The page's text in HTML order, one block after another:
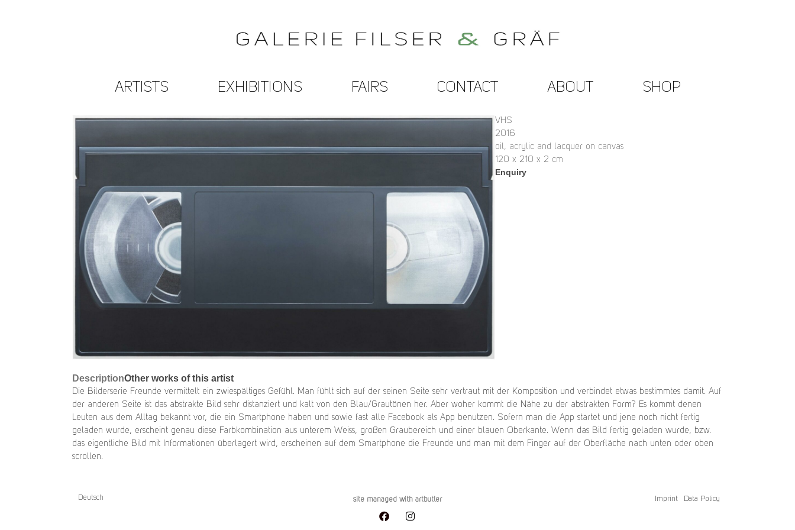
ARTISTS EXHIBITIONS FAIRS CONTACT ABOUT SHOP
VHS
2016
oil, acrylic and lacquer on canvas
120 x 210 x 2 cm
Enquiry
DescriptionOther works of this artist
Die Bilderserie Freunde vermittelt ein zwiespältiges Gefühl. Man fühlt sich auf der seinen Seite sehr vertraut mit der Komposition und verbindet etwas bestimmtes damit. Auf
der anderen Seite ist das abstrakte Bild sehr distanziert und kalt von den Blau/Grautönen her. Aber woher kommt die Nähe zu der abstrakten Form? Es kommt denen
Leuten aus dem Alltag bekannt vor, die ein Smartphone haben und sowie fast alle Facebook als App benutzen. Sofern man die App startet und jene noch nicht fertig
geladen wurde, erscheint genau diese Farbkombination aus unterem Weiss, großen Graubereich und einer blauen Oberkante. Wenn das Bild fertig geladen wurde, bzw.
das eigentliche Bild mit Informationen überlagert wird, erscheinen auf dem Smartphone die Freunde und man mit dem Finger auf der Oberfläche nach unten oder oben
scrollen.
Deutsch site managed with artbutler Imprint Data Policy